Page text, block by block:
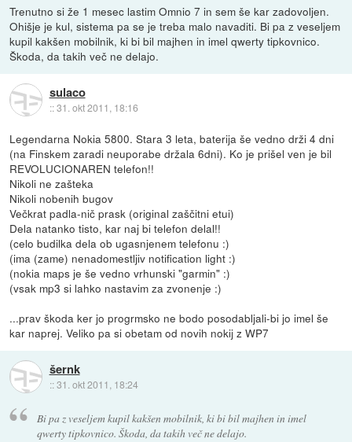
Trenutno si že 1 mesec lastim Omnio 7 in sem še kar zadovoljen.
Ohišje je kul, sistema pa se je treba malo navaditi. Bi pa z veseljem
kupil kakšen mobilnik, ki bi bil majhen in imel qwerty tipkovnico.
Škoda, da takih več ne delajo.
sulaco
::31. okt 2011, 18:16
Legendarna Nokia 5800. Stara 3 leta, baterija še vedno drži 4 dni
(na Finskem zaradi neuporabe držala 6dni). Ko je prišel ven je bil
REVOLUCIONAREN telefon!!
Nikoli ne zašteka
Nikoli nobenih bugov
Večkrat padla-nič prask (original zaščitni etui)
Dela natanko tisto, kar naj bi telefon delal!!
(celo budilka dela ob ugasnjenem telefonu :)
(ima (zame) nenadomestljiv notification light :)
(nokia maps je še vedno vrhunski "garmin" :)
(vsak mp3 si lahko nastavim za zvonenje :)
...prav škoda ker jo progrmsko ne bodo posodabljali-bi jo imel še
kar naprej. Veliko pa si obetam od novih nokij z WP7
šernk
::31. okt 2011, 18:24
Bi pa z veseljem kupil kakšen mobilnik, ki bi bil majhen in imel
qwerty tipkovnico. Škoda, da takih več ne delajo.